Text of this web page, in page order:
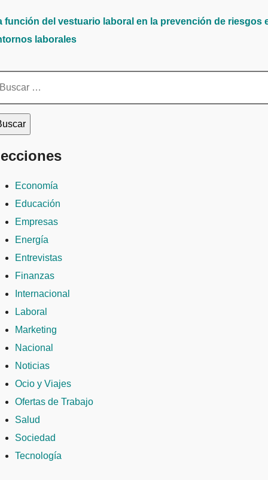
función del vestuario laboral en la prevención de riesgos
laborales
Economía
Educación
Empresas
Energía
Entrevistas
Finanzas
Internacional
Laboral
Marketing
Nacional
Noticias
Ocio y Viajes
Ofertas de Trabajo
Salud
Sociedad
Tecnología